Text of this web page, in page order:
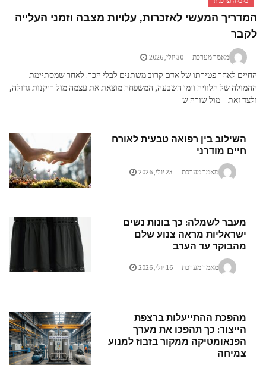
המעשי לאזכרות, עלויות מצבה וזמני העלייה
מאמר מערכת 30 יולי, 2026
לאחר פטירתו של אדם קרוב משתנים לבלי הכר. לאחר שמסתיימת
של הלוויה וימי השבעה, המשפחה מוצאת את עצמה מול ריקנות גדולה,
זאת – מול שורה ש
בין רפואה טבעית לאורח
מודרני
מאמר מערכת 23 יולי, 2026
לשמלה: כך בונות נשים
מראה צנוע שלם
עד הערב
מאמר מערכת 16 יולי, 2026
ההתייעלות ברצפת
כך תהפכו את מערך
ממקור בזבוז למנוע